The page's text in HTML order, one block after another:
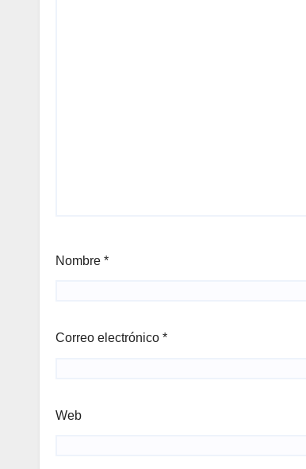
Nombre *
Correo electrónico *
Web